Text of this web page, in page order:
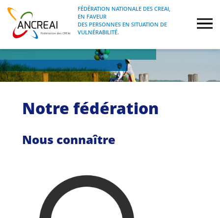
Skip
content
ANCREAI
FÉDÉRATION NATIONALE DES CREAI, EN
FAVEUR DES PERSONNES EN SITUATION
FÉDÉRATION NATIONALE DES CREAI,
EN FAVEUR
DES PERSONNES EN SITUATION DE
VULNÉRABILITÉ.
À propos
Journées nationales
Formations
Espace emploi
Notre fédération
Nous connaître